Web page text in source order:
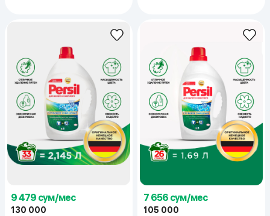
9 479 сум/мес
130 000
7 656 сум/мес
105 000